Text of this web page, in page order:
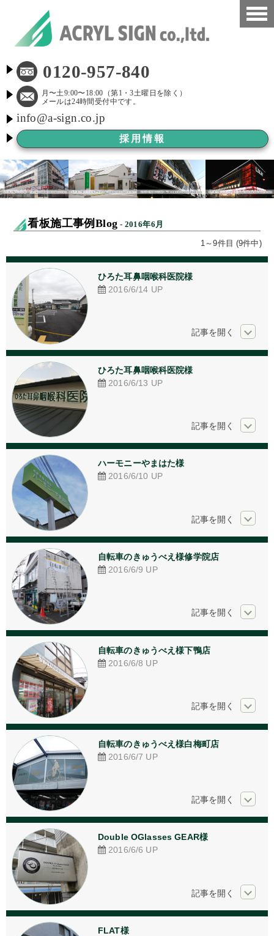
看板施工事例
会社概要
LED看板
看板施工ブログ
よくある質問
京都市新景観条例
看板Before After
アクリル加工
看板デザイン
お問い合わせ
採用情報
個人情報保護方針
0120-957-840
月〜土9:00〜18:00（第1・3土曜日を除く）
メールは24時間受付中です。
info@a-sign.co.jp
採用情報
看板施工事例Blog - 2016年6月
1～9件目 (9件中)
ひろた耳鼻咽喉科医院様
2016/6/14 UP
ひろた耳鼻咽喉科医院様
2016/6/13 UP
ハーモニーやまはた様
2016/6/10 UP
自転車のきゅうべえ様修学院店
2016/6/9 UP
自転車のきゅうべえ様下鴨店
2016/6/8 UP
自転車のきゅうべえ様白梅町店
2016/6/7 UP
Double OGlasses GEAR様
2016/6/6 UP
FLAT様